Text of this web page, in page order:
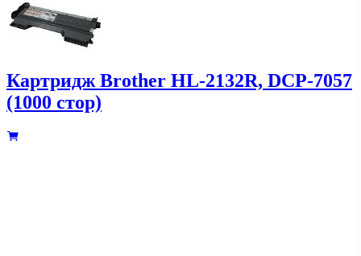
Картридж Brother HL-2132R, DCP-7057
(1000 стор)